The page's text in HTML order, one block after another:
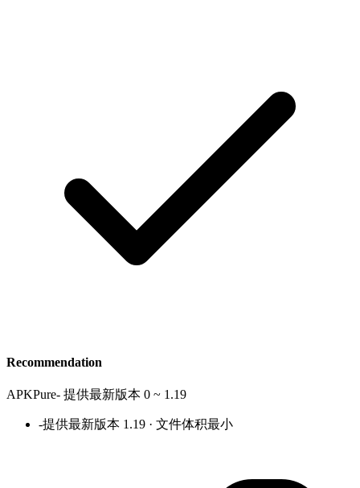
Recommendation
APKPure- 提供最新版本 0 ~ 1.19
-提供最新版本 1.19 · 文件体积最小